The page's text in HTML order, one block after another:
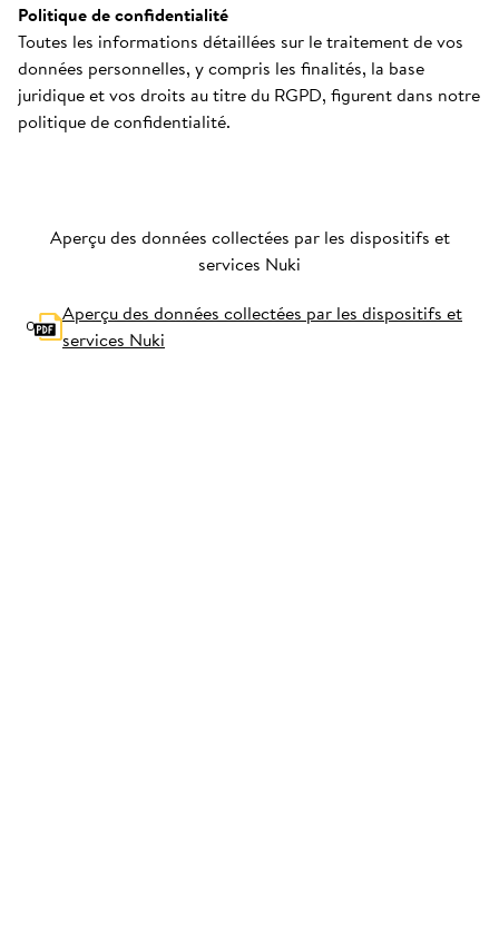
Politique de confidentialité
Toutes les informations détaillées sur le traitement de vos
données personnelles, y compris les finalités, la base
juridique et vos droits au titre du RGPD, figurent dans notre
politique de confidentialité.
Aperçu des données collectées par les dispositifs et
services Nuki
Aperçu des données collectées par les dispositifs et
services Nuki